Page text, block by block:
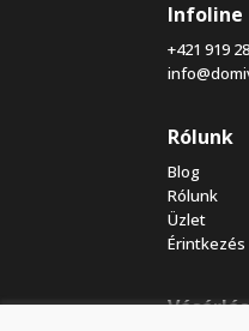
Infoline
+421 919
Rólunk
Blog
Rólunk
Üzlet
Érintkezés
Vásárlás